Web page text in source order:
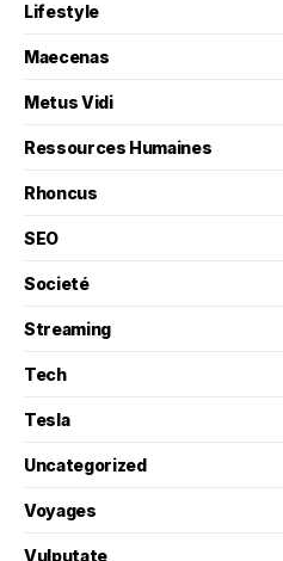
Lifestyle
Maecenas
Metus Vidi
Ressources Humaines
Rhoncus
SEO
Societé
Streaming
Tech
Tesla
Uncategorized
Voyages
Vulputate